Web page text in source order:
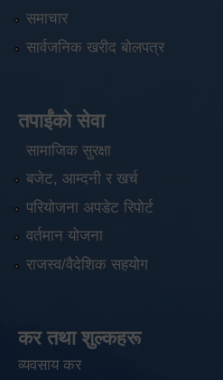
समाचार
सार्वजनिक खरीद बोलपत्र
तपाईंको सेवा
सामाजिक सुरक्षा
बजेट, आम्दनी र खर्च
परियोजना अपडेट रिपोर्ट
वर्तमान योजना
राजस्व/वैदेशिक सहयोग
कर तथा शुल्कहरू
व्यवसाय कर